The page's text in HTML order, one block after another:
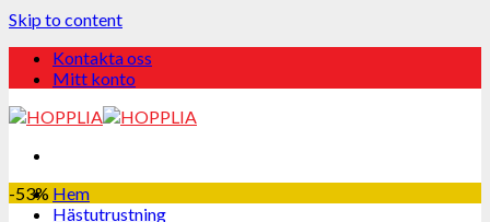
Skip to content
Kontakta oss
Mitt konto
Hem
Hästutrustning
-53%